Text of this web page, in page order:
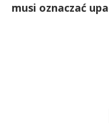
musi oznaczać